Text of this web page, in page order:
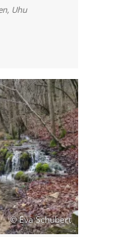
, Uhu
© Eva Schubert